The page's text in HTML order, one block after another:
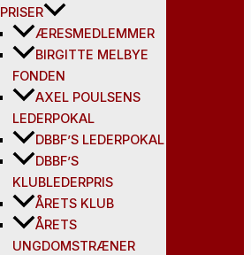
PRISER
ÆRESMEDLEMMER
BIRGITTE MELBYE
FONDEN
AXEL POULSENS
LEDERPOKAL
DBBF’S LEDERPOKAL
DBBF’S
KLUBLEDERPRIS
ÅRETS KLUB
ÅRETS
UNGDOMSTRÆNER